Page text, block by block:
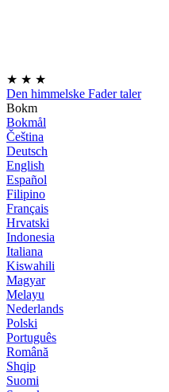
★ ★ ★
Den himmelske Fader taler
Bokm
Bokmål
Čeština
Deutsch
English
Español
Filipino
Français
Hrvatski
Indonesia
Italiana
Kiswahili
Magyar
Melayu
Nederlands
Polski
Português
Română
Shqip
Suomi